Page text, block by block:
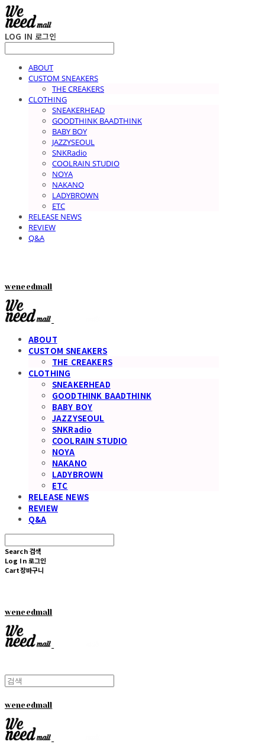
LOG IN 로그인
ABOUT
CUSTOM SNEAKERS
THE CREAKERS
CLOTHING
SNEAKERHEAD
GOODTHINK BAADTHINK
BABY BOY
JAZZYSEOUL
SNKRadio
COOLRAIN STUDIO
NOYA
NAKANO
LADYBROWN
ETC
RELEASE NEWS
REVIEW
Q&A
weneedmall
ABOUT
CUSTOM SNEAKERS
THE CREAKERS
CLOTHING
SNEAKERHEAD
GOODTHINK BAADTHINK
BABY BOY
JAZZYSEOUL
SNKRadio
COOLRAIN STUDIO
NOYA
NAKANO
LADYBROWN
ETC
RELEASE NEWS
REVIEW
Q&A
Search 검색
Log In 로그인
Cart장바구니
weneedmall
weneedmall